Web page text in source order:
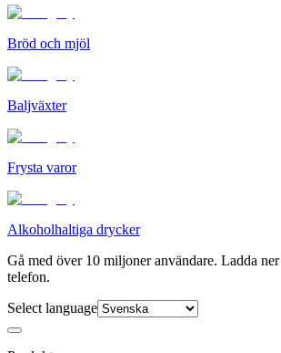
Bröd och mjöl
Baljväxter
Frysta varor
Alkoholhaltiga drycker
Gå med över 10 miljoner användare. Ladda
telefon.
Select language